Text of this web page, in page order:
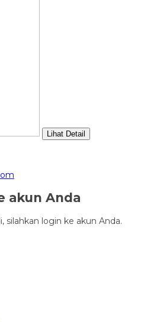
Lihat Detail
akun Anda
silahkan login ke akun Anda.